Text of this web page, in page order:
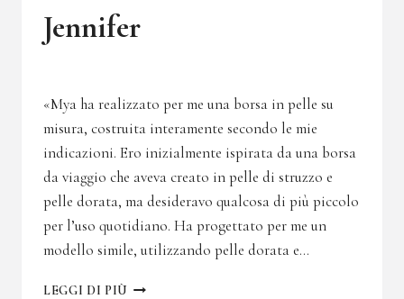
Jennifer
«Mya ha realizzato per me una borsa in pelle su
misura, costruita interamente secondo le mie
indicazioni. Ero inizialmente ispirata da una borsa
da viaggio che aveva creato in pelle di struzzo e
pelle dorata, ma desideravo qualcosa di più piccolo
per l’uso quotidiano. Ha progettato per me un
modello simile, utilizzando pelle dorata e…
LEGGI DI PIÙ JENNIFER